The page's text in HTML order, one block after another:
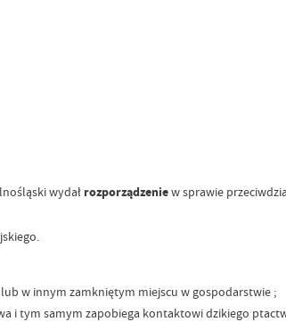
wydał rozporządzeniew sprawie
w innym zamkniętym miejscu w gospodarstwie ;
i tym samym zapobiega kontaktowi dzikiego